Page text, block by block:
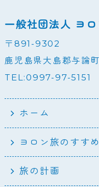
一般社団法人 ヨ
〒891-9302
鹿児島県大島郡与論
TEL:0997-97-5151
ホーム
ヨロン旅のすすめ
旅の計画